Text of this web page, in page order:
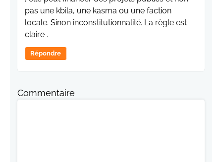
pas une kbila, une kasma ou une faction
locale. Sinon inconstitutionnalité. La règle est
claire .
Répondre
Commentaire